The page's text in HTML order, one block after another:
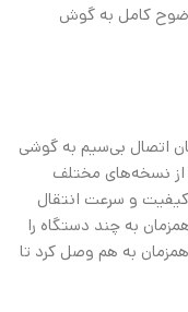
وضوح کامل به گوش
اتصال بی‌سیم به گوشی
از نسخه‌های مختلف
و سرعت انتقال
به چند دستگاه را
به هم وصل کرد تا